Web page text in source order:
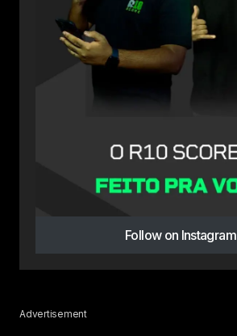
Follow on Instagram
Advertisement